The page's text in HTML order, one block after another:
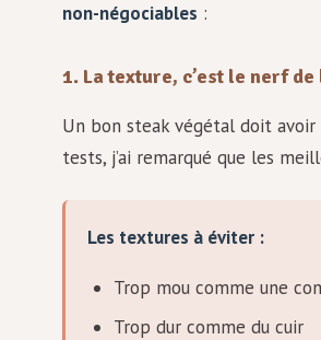
non-négociables :
1. La texture, c’est le nerf
Un bon steak végétal doit
tests, j’ai remarqué que les
Les textures à éviter :
Trop mou comme une
Trop dur comme du cuir